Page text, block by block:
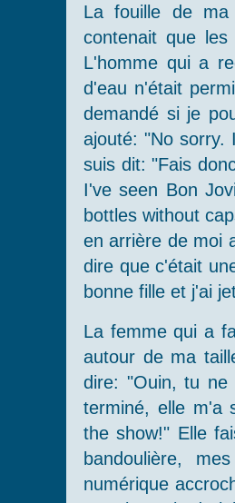
La fouille de ma
contenait que
L'homme qui a
d'eau n'était
demandé si je
ajouté: "No sorry.
suis dit: "Fais
I've seen Bon
bottles without
en arrière de moi
dire que c'était
bonne fille et j'ai
La femme qui a
autour de ma
dire: "Ouin, tu ne
terminé, elle m'a
the show!" Elle
bandoulière,
numérique